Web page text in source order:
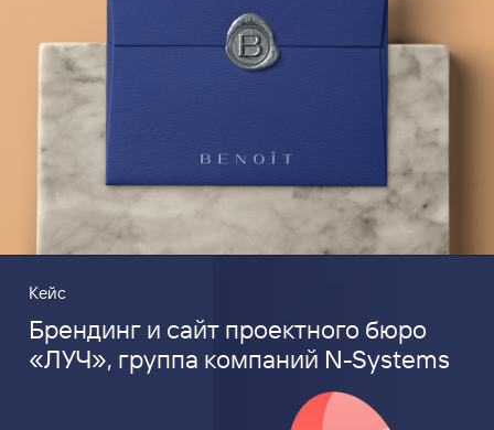
Кейс
Брендинг и сайт проектного бюро
«ЛУЧ», группа компаний N-Systems